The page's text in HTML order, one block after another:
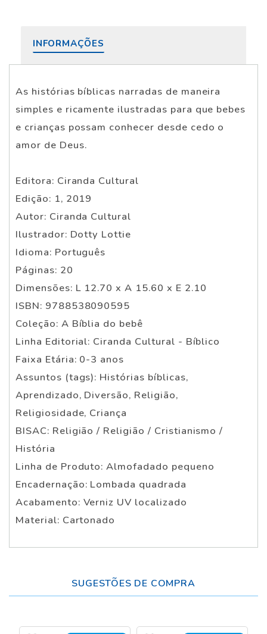
INFORMAÇÕES
As histórias bíblicas narradas de maneira
simples e ricamente ilustradas para que bebes
e crianças possam conhecer desde cedo o
amor de Deus.
Editora: Ciranda Cultural
Edição: 1, 2019
Autor: Ciranda Cultural
Ilustrador: Dotty Lottie
Idioma: Português
Páginas: 20
Dimensões: L 12.70 x A 15.60 x E 2.10
ISBN: 9788538090595
Coleção: A Bíblia do bebê
Linha Editorial: Ciranda Cultural - Bíblico
Faixa Etária: 0-3 anos
Assuntos (tags): Histórias bíblicas,
Aprendizado, Diversão, Religião,
Religiosidade, Criança
BISAC: Religião / Religião / Cristianismo /
História
Linha de Produto: Almofadado pequeno
Encadernação: Lombada quadrada
Acabamento: Verniz UV localizado
Material: Cartonado
SUGESTÕES DE COMPRA